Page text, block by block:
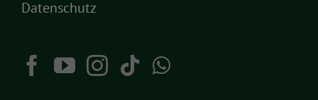
Datenschutz